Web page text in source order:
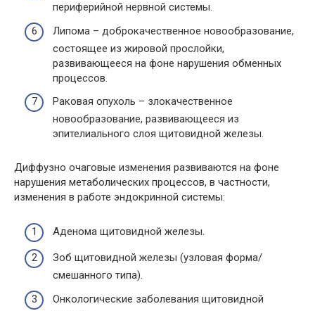
периферийной нервной системы.
Липома – доброкачественное новообразование,
состоящее из жировой прослойки,
развивающееся на фоне нарушения обменных
процессов.
Раковая опухоль – злокачественное
новообразование, развивающееся из
эпителиального слоя щитовидной железы.
Диффузно очаговые изменения развиваются на фоне
нарушения метаболических процессов, в частности,
изменения в работе эндокринной системы:
Аденома щитовидной железы.
Зоб щитовидной железы (узловая форма/
смешанного типа).
Онкологические заболевания щитовидной